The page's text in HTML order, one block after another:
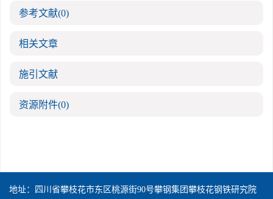
参考文献(0)
相关文章
施引文献
资源附件(0)
地址：四川省攀枝花市东区桃源街90号攀钢集团攀枝花钢铁研究院